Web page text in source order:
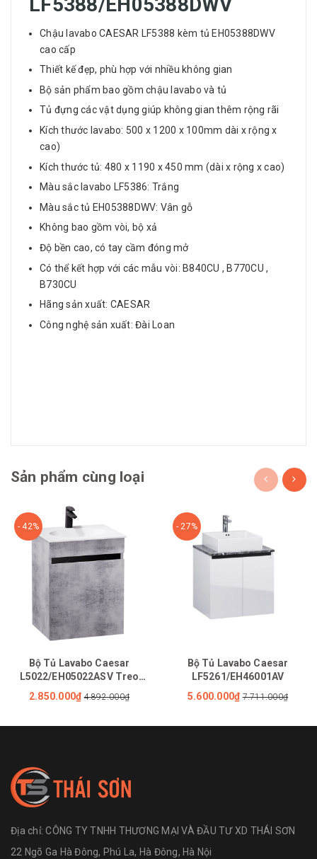
Chậu lavabo CAESAR LF5388 kèm tủ EH05388DWV
cao cấp
Thiết kế đẹp, phù hợp với nhiều không gian
Bộ sản phẩm bao gồm chậu lavabo và tủ
Tủ đựng các vật dụng giúp không gian thêm rộng rãi
Kích thước lavabo: 500 x 1200 x 100mm dài x rộng x
cao)
Kích thước tủ: 480 x 1190 x 450 mm (dài x rộng x cao)​
Màu sắc lavabo LF5386: Trắng
Màu sắc tủ EH05388DWV: Vân gỗ
Không bao gồm vòi, bộ xả
Độ bền cao, có tay cầm đóng mở
Có thể kết hợp với các mẫu vòi: B840CU , B770CU ,
B730CU
Hãng sản xuất: CAESAR
Công nghệ sản xuất: Đài Loan
Sản phẩm cùng loại
- 42%
Bộ Tủ Lavabo Caesar
L5022/EH05022ASV Treo
Tường
2.850.000₫ 4.892.000₫
- 27%
Bộ Tủ Lavabo Caesar
LF5261/EH46001AV
5.600.000₫ 7.711.000₫
Địa chỉ:CÔNG TY TNHH THƯƠNG MẠI VÀ ĐẦU TƯ XD THÁI SƠN
22 Ngõ Ga Hà Đông, Phú La, Hà Đông, Hà Nội